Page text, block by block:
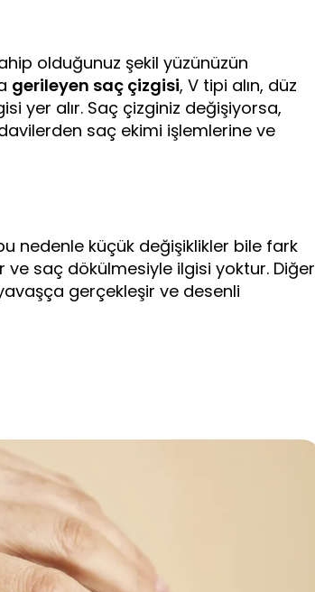
olduğunuz şekil yüzünüzün
gerileyen saç çizgisi, V tipi alın, düz
yer alır. Saç çizginiz değişiyorsa,
saç ekimi işlemlerine ve
nedenle küçük değişiklikler bile fark
ve saç dökülmesiyle ilgisi yoktur. Diğer
gerçekleşir ve desenli